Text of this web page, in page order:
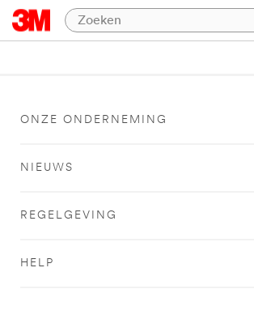
ONZE ONDERNEMING
NIEUWS
REGELGEVING
HELP